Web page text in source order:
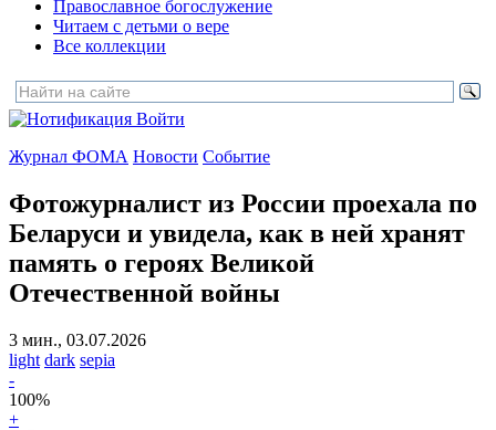
Православное богослужение
Читаем с детьми о вере
Все коллекции
Войти
Журнал ФОМА Новости Событие
Фотожурналист из России проехала по
Беларуси и увидела, как в ней хранят
память о героях Великой
Отечественной войны
3 мин., 03.07.2026
light dark sepia
-
100%
+